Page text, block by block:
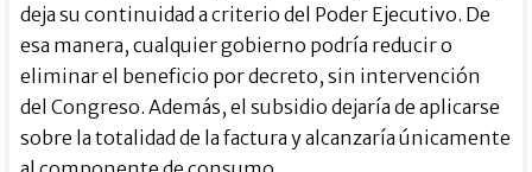
deja su continuidad a criterio del Poder Ejecutivo. De
esa manera, cualquier gobierno podría reducir o
eliminar el beneficio por decreto, sin intervención
del Congreso. Además, el subsidio dejaría de aplicarse
sobre la totalidad de la factura y alcanzaría únicamente